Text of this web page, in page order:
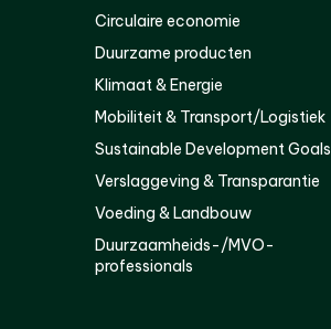
Circulaire economie
Duurzame producten
Klimaat & Energie
Mobiliteit & Transport/Logistiek
Sustainable Development Goals
Verslaggeving & Transparantie
Voeding & Landbouw
Duurzaamheids-/MVO-
professionals